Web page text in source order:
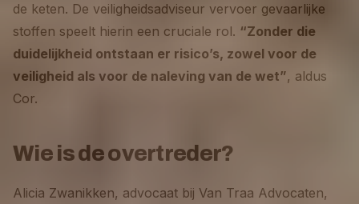
de keten. De veiligheidsadviseur vervoer gevaarlijke
stoffen speelt hierin een cruciale rol. “Zonder die
duidelijkheid ontstaan er risico’s, zowel voor de
veiligheid als voor de naleving van de wet”, aldus
Cor.
Wie is de overtreder?
Alicia Zwanikken, advocaat bij Van Traa Advocaten,